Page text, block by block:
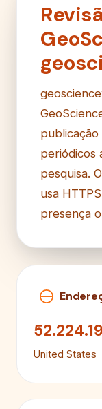
publicação
periódicos
pesquisa.
usa
presença
United States